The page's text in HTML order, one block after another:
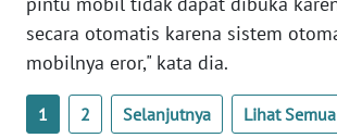
secara otomatis karena sistem
mobilnya eror," kata dia.
1 2 Selanjutnya Lihat Semua
WN
SUMBAR
WN
SUMSEL